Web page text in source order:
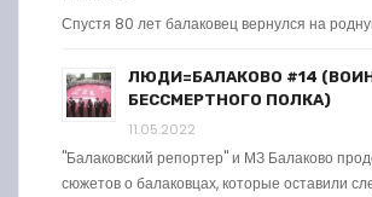
Спустя 80 лет балаковец вернулся на
ЛЮДИ=БАЛАКОВО #14
БЕССМЕРТНОГО ПОЛКА)
11.05.2022
"Балаковский репортер" и МЗ Балаково
сюжетов о балаковцах, которые оставили